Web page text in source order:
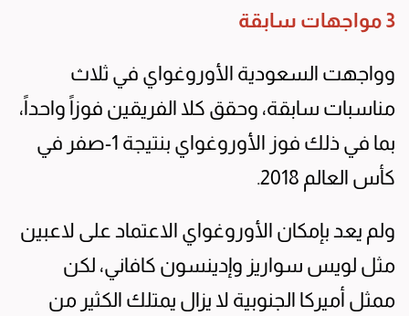
3 مواجهات سابقة
وواجهت السعودية الأوروغواي في ثلاث
مناسبات سابقة، وحقق كلا الفريقين فوزاً واحداً،
بما في ذلك فوز الأوروغواي بنتيجة 1-صفر في
كأس العالم 2018.
ولم يعد بإمكان الأوروغواي الاعتماد على لاعبين
مثل لويس سواريز وإدينسون كافاني، لكن
ممثل أميركا الجنوبية لا يزال يمتلك الكثير من